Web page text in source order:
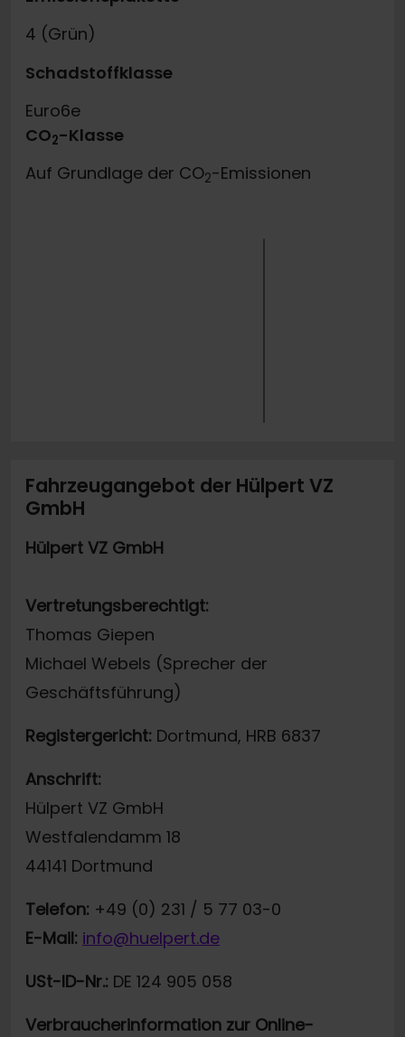
4 (Grün)
Schadstoffklasse
Euro6e
CO2-Klasse
Auf Grundlage der CO2-Emissionen
Fahrzeugangebot der Hülpert VZ
GmbH
Hülpert VZ GmbH
Vertretungsberechtigt:
Thomas Giepen
Michael Webels (Sprecher der
Geschäftsführung)
Registergericht: Dortmund, HRB 6837
Anschrift:
Hülpert VZ GmbH
Westfalendamm 18
44141 Dortmund
Telefon: +49 (0) 231 / 5 77 03-0
E-Mail: info@huelpert.de
USt-ID-Nr.: DE 124 905 058
Verbraucherinformation zur Online-